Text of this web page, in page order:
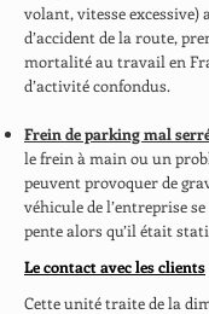
volant, vitesse excessive)
d’accident de la route,
mortalité au travail en
d’activité confondus.
Frein de parking mal
le frein à main ou un
peuvent provoquer de
véhicule de l’entreprise
pente alors qu’il était
Le contact avec les clients
Cette unité traite de la